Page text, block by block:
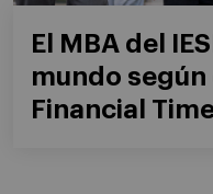
El MBA del
mundo según
Financial